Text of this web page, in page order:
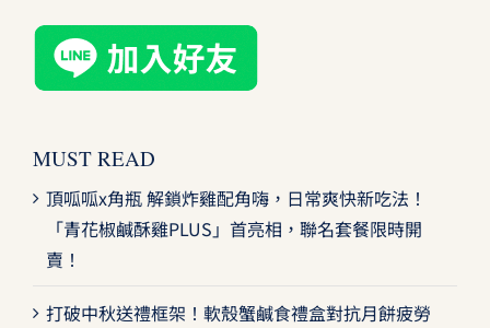
MUST READ
頂呱呱x角瓶 解鎖炸雞配角嗨，日常爽快新吃法！
「青花椒鹹酥雞PLUS」首亮相，聯名套餐限時開
賣！
打破中秋送禮框架！軟殼蟹鹹食禮盒對抗月餅疲勞